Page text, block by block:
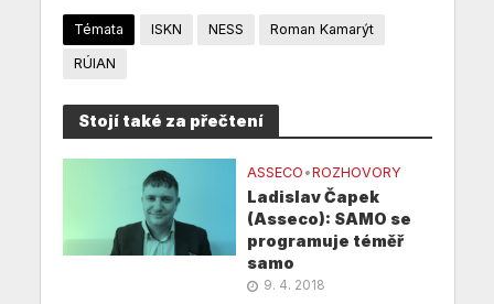
Témata ISKN NESS Roman Kamarýt
RÚIAN
Stojí také za přečtení
ASSECO •ROZHOVORY
Ladislav Čapek
(Asseco): SAMO se
programuje téměř
samo
9. 4. 2018